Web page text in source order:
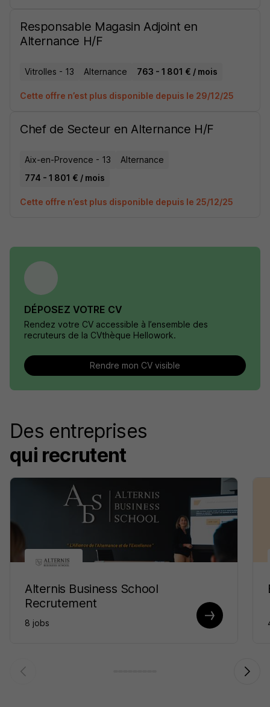
Responsable Magasin Adjoint en
Alternance H/F
Vitrolles - 13 Alternance 763 - 1 801 € / mois
Cette offre n’est plus disponible depuis le 29/12/25
Chef de Secteur en Alternance H/F
Aix-en-Provence - 13
Alternance
774 - 1 801 € / mois
Cette offre n’est plus disponible depuis le 25/12/25
DÉPOSEZ VOTRE CV
Rendez votre CV accessible à l’ensemble des
recruteurs de la CVthèque Hellowork.
Rendre mon CV visible
Des entreprises
qui recrutent
Alternis Business School
Recrutement
8 jobs